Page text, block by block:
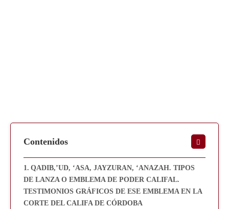
Contenidos
QADIB,’UD, ‘ASA, JAYZURAN, ‘ANAZAH. TIPOS
DE LANZA O EMBLEMA DE PODER CALIFAL.
TESTIMONIOS GRÁFICOS DE ESE EMBLEMA EN LA
CORTE DEL CALIFA DE CÓRDOBA